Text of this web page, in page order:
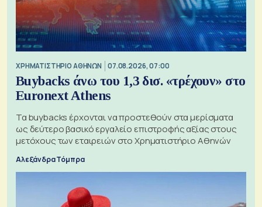
XΡΗΜΑΤΙΣΤΗΡΙΟ ΑΘΗΝΩΝ 07.08.2026, 07:00
Buybacks άνω του 1,3 δισ. «τρέχουν» στο
Euronext Athens
Τα buybacks έρχονται να προστεθούν στα μερίσματα
ως δεύτερο βασικό εργαλείο επιστροφής αξίας στους
μετόχους των εταιρειών στο Χρηματιστήριο Αθηνών
Αλεξάνδρα Τόμπρα